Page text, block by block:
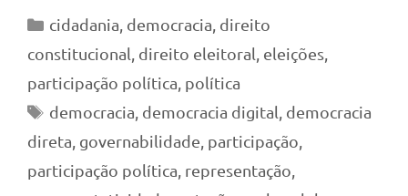
Categorias
cidadania, democracia, direito
constitucional, direito eleitoral, eleições,
participação política, política
Tags
democracia, democracia digital, democracia
direta, governabilidade, participação,
participação política, representação,